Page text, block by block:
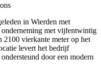
in Wierden met
met vijfentwintig
2100 vierkante meter op het
levert het bedrijf
door een modern